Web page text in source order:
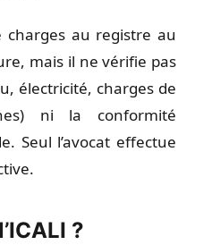
charges au registre au
mais il ne vérifie pas
électricité, charges de
ni la conformité
Seul l’avocat effectue
?